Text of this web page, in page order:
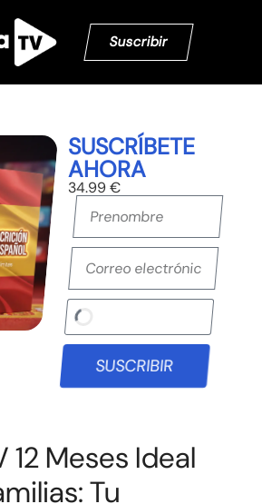
Suscribir
SUSCRÍBETE
AHORA
34.99 €
SUSCRIBIR
12 Meses Ideal
Tu